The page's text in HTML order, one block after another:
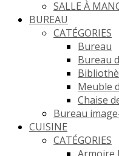
SALLE À
BUREAU
CATÉGORIES
Bureau
Bureau
Meuble
Chaise
Bureau
CUISINE
CATÉGORIES